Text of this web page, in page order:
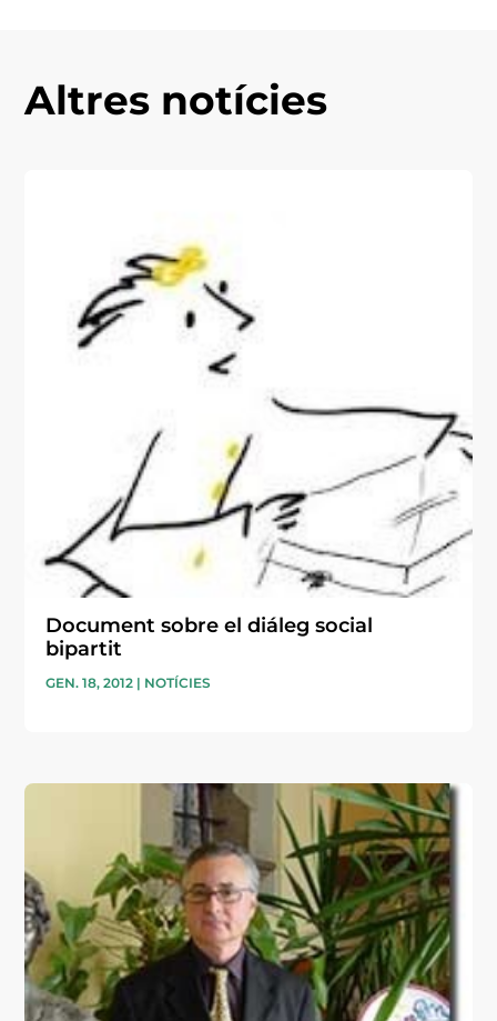
Altres notícies
Document sobre el diáleg social
bipartit
GEN. 18, 2012 | NOTÍCIES